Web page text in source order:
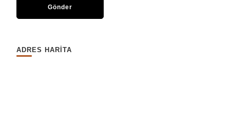
ADRES HARİTA